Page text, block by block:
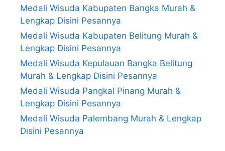
Medali Wisuda Kabupaten Bangka Murah &
Lengkap Disini Pesannya
Medali Wisuda Kabupaten Belitung Murah &
Lengkap Disini Pesannya
Medali Wisuda Kepulauan Bangka Belitung
Murah & Lengkap Disini Pesannya
Medali Wisuda Pangkal Pinang Murah &
Lengkap Disini Pesannya
Medali Wisuda Palembang Murah & Lengkap
Disini Pesannya